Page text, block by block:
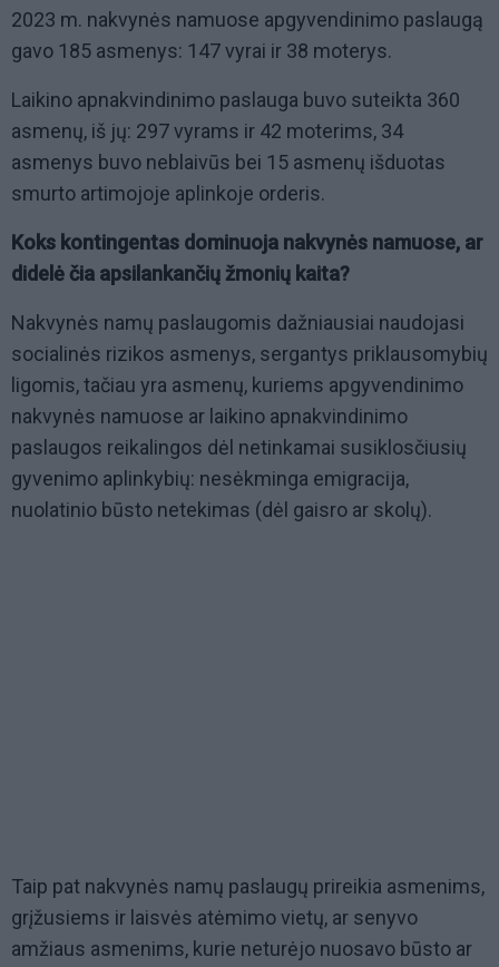
2023 m. nakvynės namuose apgyvendinimo paslaugą
gavo 185 asmenys: 147 vyrai ir 38 moterys.
Laikino apnakvindinimo paslauga buvo suteikta 360
asmenų, iš jų: 297 vyrams ir 42 moterims, 34
asmenys buvo neblaivūs bei 15 asmenų išduotas
smurto artimojoje aplinkoje orderis.
Koks kontingentas dominuoja nakvynės namuose, ar
didelė čia apsilankančių žmonių kaita?
Nakvynės namų paslaugomis dažniausiai naudojasi
socialinės rizikos asmenys, sergantys priklausomybių
ligomis, tačiau yra asmenų, kuriems apgyvendinimo
nakvynės namuose ar laikino apnakvindinimo
paslaugos reikalingos dėl netinkamai susiklosčiusių
gyvenimo aplinkybių: nesėkminga emigracija,
nuolatinio būsto netekimas (dėl gaisro ar skolų).
Taip pat nakvynės namų paslaugų prireikia asmenims,
grįžusiems ir laisvės atėmimo vietų, ar senyvo
amžiaus asmenims, kurie neturėjo nuosavo būsto ar